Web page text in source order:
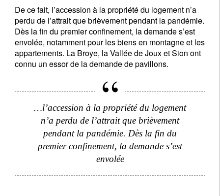
De ce fait, l’accession à la propriété du logement n’a
perdu de l’attrait que brièvement pendant la pandémie.
Dès la fin du premier confinement, la demande s’est
envolée, notamment pour les biens en montagne et les
appartements. La Broye, la Vallée de Joux et Sion ont
connu un essor de la demande de pavillons.
…l’accession à la propriété du logement
n’a perdu de l’attrait que brièvement
pendant la pandémie. Dès la fin du
premier confinement, la demande s’est
envolée